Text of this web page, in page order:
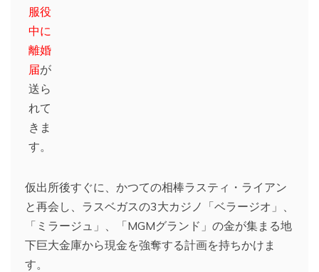
服役
中に
離婚
届が
送ら
れて
きま
す。
仮出所後すぐに、かつての相棒ラスティ・ライアン
と再会し、ラスベガスの3大カジノ「ベラージオ」、
「ミラージュ」、「MGMグランド」の金が集まる地
下巨大金庫から現金を強奪する計画を持ちかけま
す。